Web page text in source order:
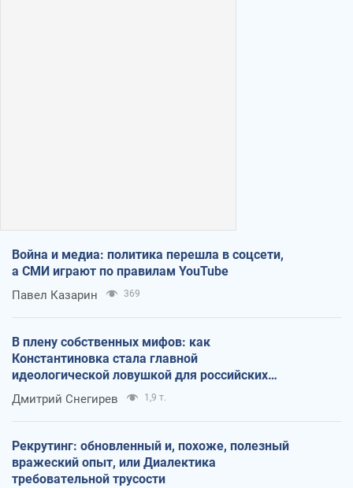
Война и медиа: политика перешла в соцсети,
а СМИ играют по правилам YouTube
Павел Казарин 369
В плену собственных мифов: как
Константиновка стала главной
идеологической ловушкой для российских
оккупантов
Дмитрий Снегирев 1,9 т.
Рекрутинг: обновленный и, похоже, полезный
вражеский опыт, или Диалектика
требовательной трусости